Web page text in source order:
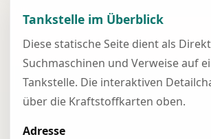
Tankstelle im Überblick
Diese statische Seite dient als
Suchmaschinen und Verweise auf
Tankstelle. Die interaktiven
über die Kraftstoffkarten oben.
Adresse